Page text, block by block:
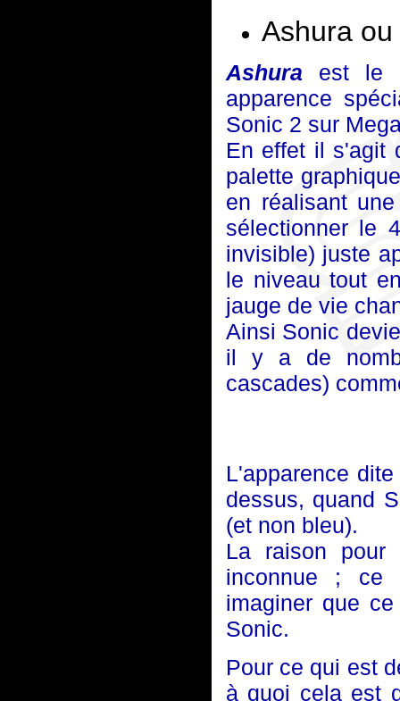
Ashura
Ashuraest le
apparence
Sonic 2 sur
En effet il s'agit
palette
en réalisant
sélectionner le
invisible) juste
le niveau tout
jauge de vie
Ainsi Sonic
il y a de
cascades)
L'apparence
dessus, quand
(et non bleu).
La raison
inconnue ; ce
imaginer que
Sonic.
Pour ce qui est
à quoi cela est